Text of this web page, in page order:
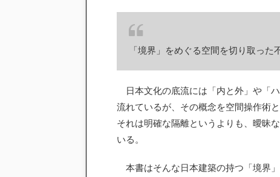
「境界」をめぐる空間を切り取った
日本文化の底流には「内と外」や「
流れているが、その概念を空間操作術
それは明確な隔離というよりも、曖昧
いる。
本書はそんな日本建築の持つ「境界